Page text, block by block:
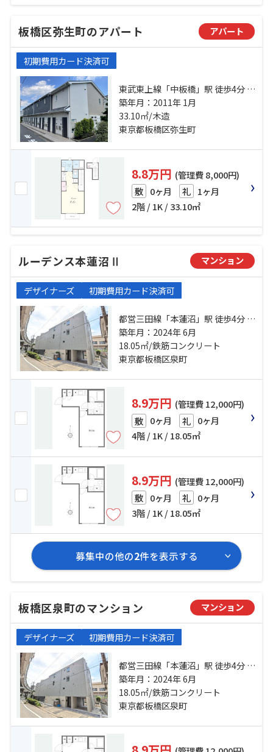
板橋区弥生町のアパート アパート
初期費用カード決済可
東武東上線「中板橋」駅 徒歩4分 東
武東上線「ときわ台」駅 徒歩7分 都
営三田線「板橋本町」駅 徒歩19分
築年月：2011年 1月
33.10㎡/木造
東京都板橋区弥生町
8.8万円 (管理費 8,000円)
敷 0ヶ月 礼 1ヶ月
2階 / 1K / 33.10㎡
ルーデンス本蓮沼Ⅱ マンション
デザイナーズ 初期費用カード決済可
都営三田線「本蓮沼」駅 徒歩4分 都
営三田線「板橋本町」駅 徒歩9分 東
武東上線「ときわ台」駅 徒歩20分
築年月：2024年 6月
18.05㎡/鉄筋コンクリート
東京都板橋区泉町
8.9万円 (管理費 12,000円)
敷 0ヶ月 礼 0ヶ月
4階 / 1K / 18.05㎡
8.9万円 (管理費 12,000円)
敷 0ヶ月 礼 0ヶ月
3階 / 1K / 18.05㎡
募集中の他の2件を表示する
板橋区泉町のマンション マンション
デザイナーズ 初期費用カード決済可
都営三田線「本蓮沼」駅 徒歩4分 都
営三田線「板橋本町」駅 徒歩9分 東
武東上線「ときわ台」駅 徒歩20分
築年月：2024年 6月
18.05㎡/鉄筋コンクリート
東京都板橋区泉町